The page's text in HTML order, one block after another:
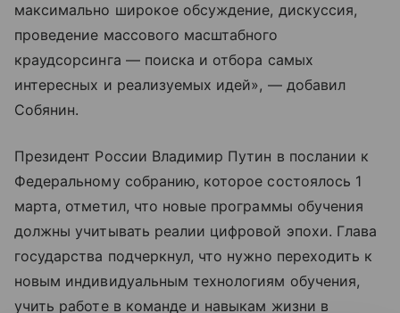
максимально широкое обсуждение, дискуссия,
проведение массового масштабного
краудсорсинга — поиска и отбора самых
интересных и реализуемых идей», — добавил
Собянин.
Президент России Владимир Путин в послании к
Федеральному собранию, которое состоялось 1
марта, отметил, что новые программы обучения
должны учитывать реалии цифровой эпохи. Глава
государства подчеркнул, что нужно переходить к
новым индивидуальным технологиям обучения,
учить работе в команде и навыкам жизни в